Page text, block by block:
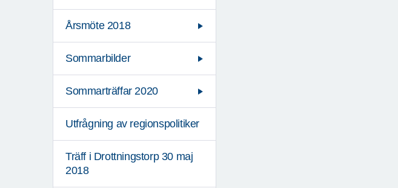
Årsmöte 2018
Sommarbilder
Sommarträffar 2020
Utfrågning av regionspolitiker
Träff i Drottningstorp 30 maj
2018